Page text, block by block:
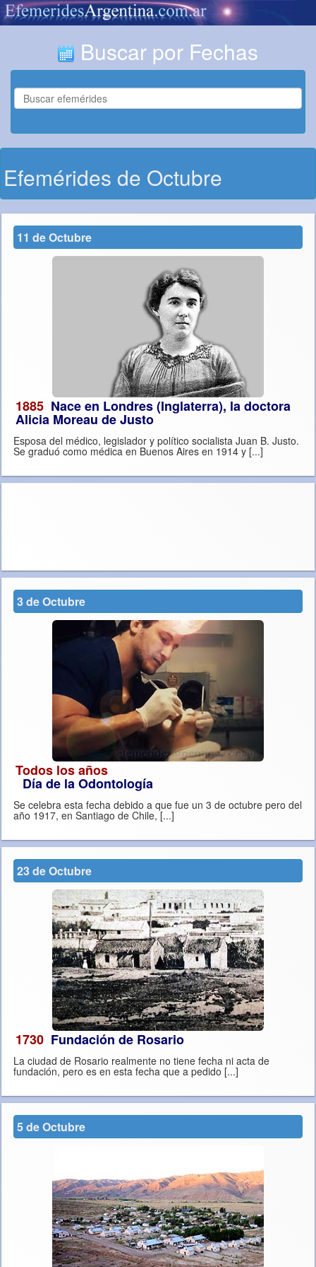
Buscar por Fechas
Efemérides de Octubre
11 de Octubre
1885
Alicia Moreau de Justo
Esposa del médico, legislador y político socialista Juan B. Justo.
Se graduó como médica en Buenos Aires en 1914 y [...]
3 de Octubre
Todos los años
Día de la Odontología
Se celebra esta fecha debido a que fue un 3 de octubre pero del
año 1917, en Santiago de Chile, [...]
23 de Octubre
1730 Fundación de Rosario
La ciudad de Rosario realmente no tiene fecha ni acta de
fundación, pero es en esta fecha que a pedido [...]
5 de Octubre